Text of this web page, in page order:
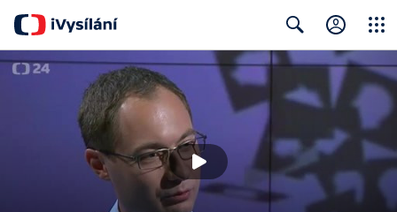
Search Close